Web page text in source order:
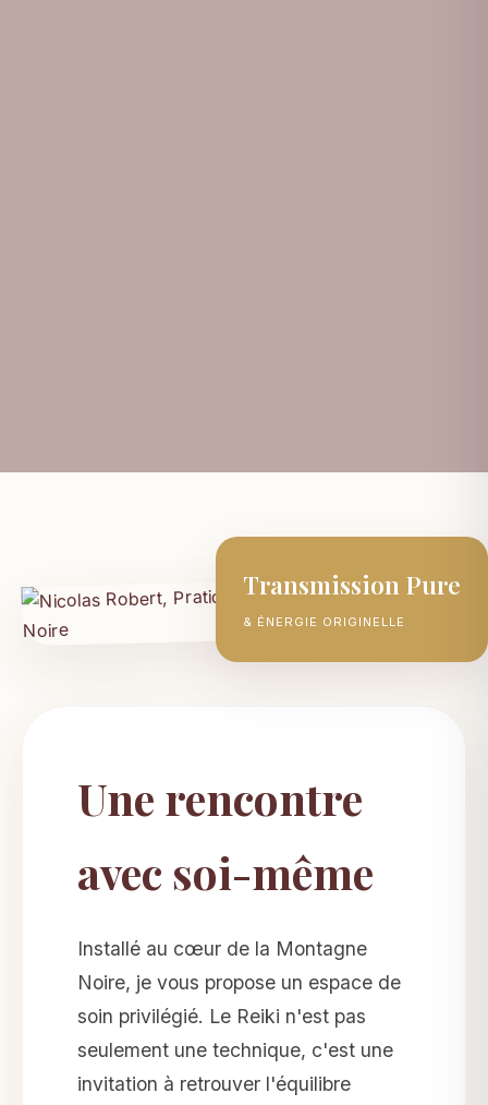
Transmission Pure
& ÉNERGIE ORIGINELLE
Une rencontre
avec soi-même
Installé au cœur de la Montagne
Noire, je vous propose un espace de
soin privilégié. Le Reiki n'est pas
seulement une technique, c'est une
invitation à retrouver l'équilibre